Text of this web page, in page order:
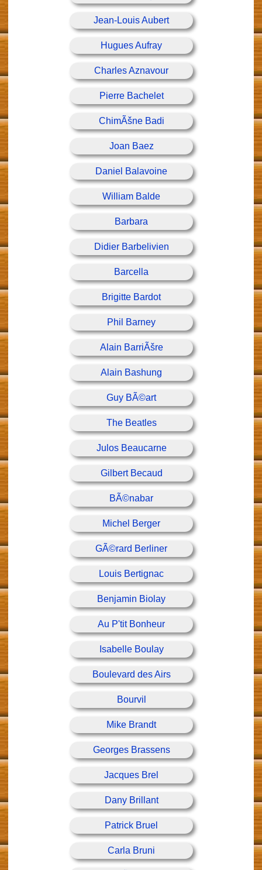
Jean-Louis Aubert
Hugues Aufray
Charles Aznavour
Pierre Bachelet
ChimÃšne Badi
Joan Baez
Daniel Balavoine
William Balde
Barbara
Didier Barbelivien
Barcella
Brigitte Bardot
Phil Barney
Alain BarriÃšre
Alain Bashung
Guy BÃ©art
The Beatles
Julos Beaucarne
Gilbert Becaud
BÃ©nabar
Michel Berger
GÃ©rard Berliner
Louis Bertignac
Benjamin Biolay
Au P'tit Bonheur
Isabelle Boulay
Boulevard des Airs
Bourvil
Mike Brandt
Georges Brassens
Jacques Brel
Dany Brillant
Patrick Bruel
Carla Bruni